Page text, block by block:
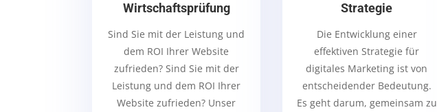
Wirtschaftsprüfung
Sind Sie mit der Leistung und
dem ROI Ihrer Website
zufrieden? Sind Sie mit der
Leistung und dem ROI Ihrer
Website zufrieden? Unser
Strategie
Die Entwicklung einer
effektiven Strategie für
digitales Marketing ist von
entscheidender Bedeutung.
Es geht darum, gemeinsam zu